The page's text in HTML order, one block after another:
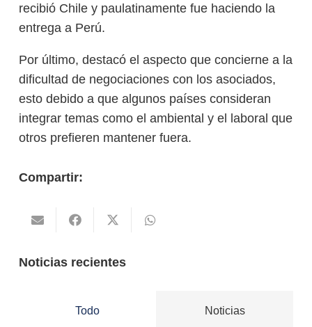
recibió Chile y paulatinamente fue haciendo la
entrega a Perú.
Por último, destacó el aspecto que concierne a la
dificultad de negociaciones con los asociados,
esto debido a que algunos países consideran
integrar temas como el ambiental y el laboral que
otros prefieren mantener fuera.
Compartir:
Noticias recientes
Todo Noticias